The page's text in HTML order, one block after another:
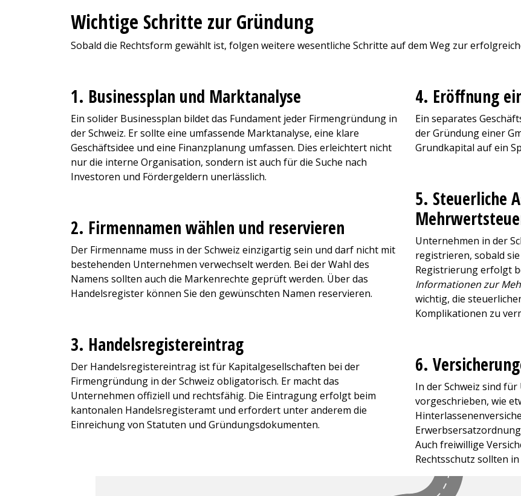
Wichtige Schritte zur Gründung
Sobald die Rechtsform gewählt ist, folgen weitere wesentliche Schritte auf dem Weg zur
1. Businessplan und Marktanalyse
Ein solider Businessplan bildet das Fundament jeder Firmengründung in
der Schweiz. Er sollte eine umfassende Marktanalyse, eine klare
Geschäftsidee und eine Finanzplanung umfassen. Dies erleichtert nicht
nur die interne Organisation, sondern ist auch für die Suche nach
Investoren und Fördergeldern unerlässlich.
2. Firmennamen wählen und reservieren
Der Firmenname muss in der Schweiz einzigartig sein und darf nicht mit
bestehenden Unternehmen verwechselt werden. Bei der Wahl des
Namens sollten auch die Markenrechte geprüft werden. Über das
Handelsregister können Sie den gewünschten Namen reservieren.
3. Handelsregistereintrag
Der Handelsregistereintrag ist für Kapitalgesellschaften bei der
Firmengründung in der Schweiz obligatorisch. Er macht das
Unternehmen offiziell und rechtsfähig. Die Eintragung erfolgt beim
kantonalen Handelsregisteramt und erfordert unter anderem die
Einreichung von Statuten und Gründungsdokumenten.
4. Eröffnung
Ein separates
der Gründung einer
Grundkapital auf ein
5. Steuerliche
Unternehmen in der
registrieren, sobald
Registrierung erfolgt
Informationen zur
wichtig, die
Komplikationen zu
6.
In der Schweiz sind
vorgeschrieben, wie
Auch freiwillige
Rechtsschutz sollten